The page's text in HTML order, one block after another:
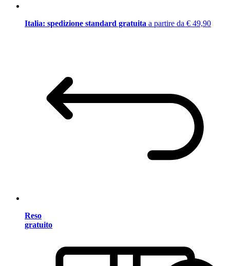
Italia: spedizione standard gratuita a partire da € 49,90
Reso
gratuito